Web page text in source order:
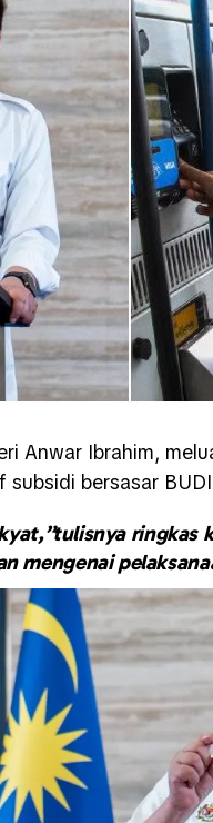
Anwar Ibrahim,
bersasar
ringkas
mengenai